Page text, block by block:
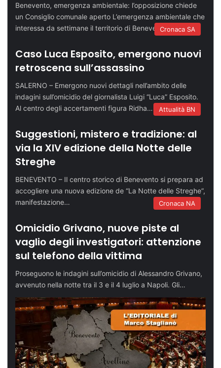
Benevento, emergenza ambientale: l’opposizione chiede
un Consiglio comunale aperto L’emergenza ambientale che
interessa da settimane il territorio di Benevento arriva…
Cronaca SA
Caso Luca Esposito, emergono nuovi
retroscena sull’assassino
SALERNO – Emergono nuovi dettagli nell’ambito delle
indagini sull’omicidio del giornalista Luigi “Luca” Esposito.
Al centro degli accertamenti figura Ridha…
Attualità BN
Suggestioni, mistero e tradizione: al
via la XIV edizione della Notte delle
Streghe
BENEVENTO – Il centro storico di Benevento si prepara ad
accogliere una nuova edizione de “La Notte delle Streghe”,
manifestazione…
Cronaca NA
Omicidio Grivano, nuove piste al
vaglio degli investigatori: attenzione
sul telefono della vittima
Proseguono le indagini sull’omicidio di Alessandro Grivano,
avvenuto nella notte tra il 3 e il 4 luglio a Napoli. Gli…